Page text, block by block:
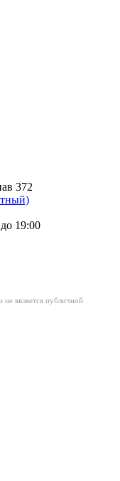
372
19:00
не является публичной